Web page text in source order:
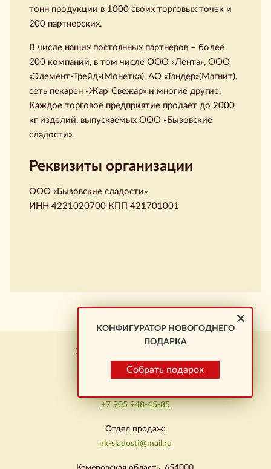
тонн продукции в 1000 своих торговых точек и
200 партнерских.
В числе наших постоянных партнеров – более
200 компаний, в том числе ООО «Лента», ООО
«Элемент-Трейд»(Монетка), АО «Тандер»(Магнит),
сеть пекарен «Жар-Свежар» и многие другие.
Каждое торговое предприятие продает до 2000
кг изделий, выпускаемых ООО «Бызовские
сладости».
Реквизиты организации
ООО «Бызовские сладости»
ИНН 4221020700 КПП 421701001
КОНФИГУРАТОР НОВОГОДНЕГО
ПОДАРКА
Собрать подарок
Заказ подарков \ Новокузнецк
+7 923 464-01-23
+7 905 948-45-85
Отдел продаж:
nk-sladosti@mail.ru